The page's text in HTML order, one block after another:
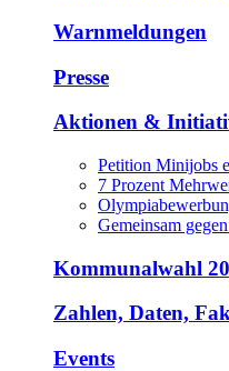
Warnmeldungen
Presse
Aktionen &
Petition Minijobs
7 Prozent
Gemeinsam
Kommunalwahl
Zahlen, Daten,
Events